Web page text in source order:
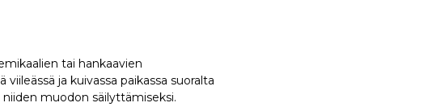
tai hankaavien
ja kuivassa paikassa suoralta
muodon säilyttämiseksi.